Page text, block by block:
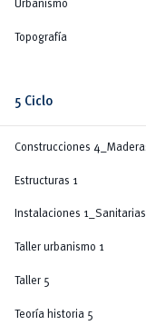
Urbanismo
Topografía
5 Ciclo
Construcciones
Estructuras 1
Instalaciones 1_Sanitarias
Taller urbanismo 1
Taller 5
Teoría historia 5